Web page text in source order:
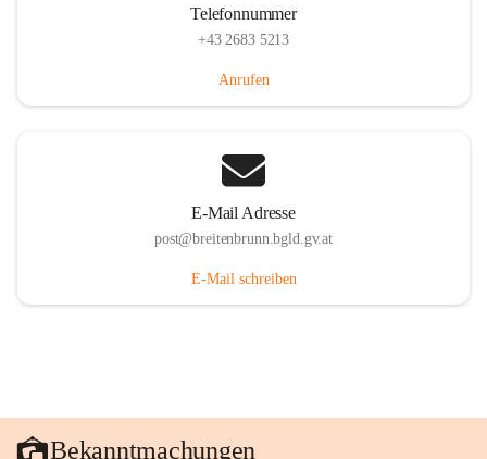
Telefonnummer
+43 2683 5213
Anrufen
E-Mail Adresse
post@breitenbrunn.bgld.gv.at
E-Mail schreiben
Bekanntmachungen